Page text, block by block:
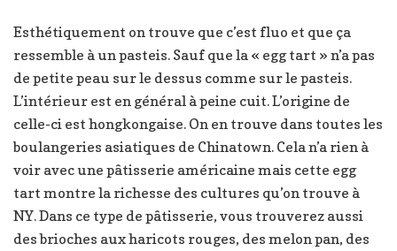
Esthétiquement on trouve que c’est fluo et que ça
ressemble à un pasteis. Sauf que la « egg tart » n’a pas
de petite peau sur le dessus comme sur le pasteis.
L’intérieur est en général à peine cuit. L’origine de
celle-ci est hongkongaise. On en trouve dans toutes les
boulangeries asiatiques de Chinatown. Cela n’a rien à
voir avec une pâtisserie américaine mais cette egg
tart montre la richesse des cultures qu’on trouve à
NY. Dans ce type de pâtisserie, vous trouverez aussi
des brioches aux haricots rouges, des melon pan, des